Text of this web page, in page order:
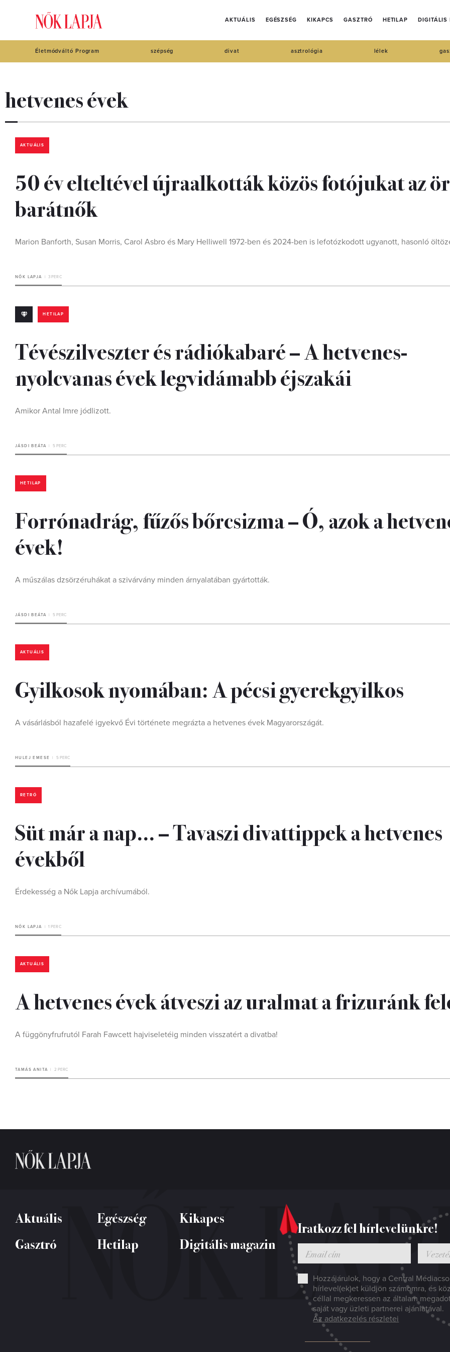
AKTUÁLIS EGÉSZSÉG KIKAPCS GASZTRÓ HETILAP DIGITÁLIS
Életmódváltó Program szépség divat asztrológia lélek
hetvenes évek
AKTUÁLIS
50 év elteltével újraalkották közös fotójukat az
barátnők
Marion Banforth, Susan Morris, Carol Asbro és Mary Helliwell 1972-ben és 2024-ben is lefotózkodott ugyanott, hasonló
NŐK LAPJA 3 PERC
HETILAP
Tévészilveszter és rádiókabaré – A hetvenes-
nyolcvanas évek legvidámabb éjszakái
Amikor Antal Imre jódlizott.
JÁSDI BEÁTA 5 PERC
HETILAP
Forrónadrág, fűzős bőrcsizma – Ó, azok a
évek!
A műszálas dzsörzéruhákat a szivárvány minden árnyalatában gyártották.
JÁSDI BEÁTA 5 PERC
AKTUÁLIS
Gyilkosok nyomában: A pécsi gyerekgyilkos
A vásárlásból hazafelé igyekvő Évi története megrázta a hetvenes évek Magyarországát.
HULEJ EMESE 5 PERC
RETRÓ
Süt már a nap… – Tavaszi divattippek a hetvenes
évekből
Érdekesség a Nők Lapja archívumából.
NŐK LAPJA 1 PERC
AKTUÁLIS
A hetvenes évek átveszi az uralmat a frizuránk
A függönyfrufrutól Farah Fawcett hajviseletéig minden visszatért a divatba!
TAMÁS ANITA 2 PERC
Aktuális Egészség
Kikapcs
Gasztró
Hetilap Digitális magazin
Iratkozz fel hírlevelünkre!
Hozzájárulok, hogy a Central
hírlevel(ek)et küldjön számomra, és
céllal megkeressen az általam
saját vagy üzleti partnerei ajánlatával.
Az adatkezelés részletei